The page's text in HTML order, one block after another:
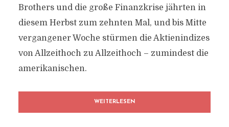
Brothers und die große Finanzkrise jährten in
diesem Herbst zum zehnten Mal, und bis Mitte
vergangener Woche stürmen die Aktienindizes
von Allzeithoch zu Allzeithoch – zumindest die
amerikanischen.
WEITERLESEN